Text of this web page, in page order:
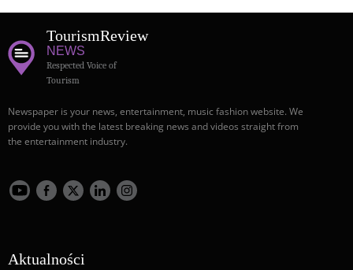
TourismReview
NEWS
Respected Voice of
Tourism
Newspaper is your news, entertainment, music fashion website. We
provide you with the latest breaking news and videos straight from
the entertainment industry.
Aktualności